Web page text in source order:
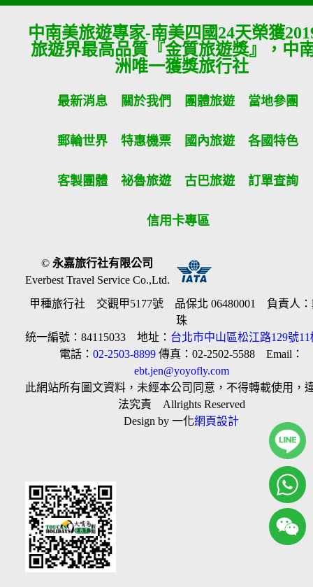
中南美旅遊專家-南美四國24天榮獲
旅遊界最高品質『金質旅遊獎』，中
洲唯一獲獎旅行社
最新消息 關於我們 團體旅遊 當地參團
郵輪世界 特惠機票 國內旅遊 各國特色
客製團體 祕魯旅遊 古巴旅遊 訂單查詢
信用卡專區
©永嘉旅行社有限公司
Everbest Travel Service Co.,Ltd.
甲種旅行社 交觀甲5177號 品保北 06480001 負責人：
珠
統一編號：84115033 地址： 台北市中山區松江路129號11
電話：02-2503-8899 傳真：02-2502-5588 Email：
ebt.jen@yoyofly.com
此網站所有圖文資料，未經本公司同意，不得轉載使用，
法究責 Allrights Reserved
Design by 一化網頁設計